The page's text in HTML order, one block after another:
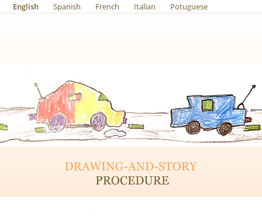
English Spanish French Italian Potuguese